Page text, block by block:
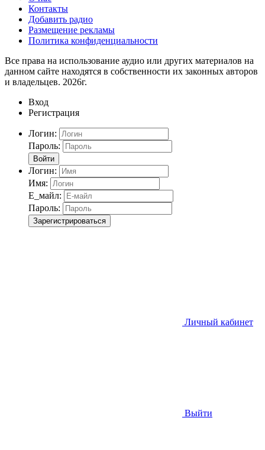
Контакты
Добавить радио
Размещение рекламы
Политика конфиденциальности
Все права на использование аудио или других материалов на
данном сайте находятся в собственности их законных авторов
и владельцев. 2026г.
Вход
Регистрация
Логин:
Пароль:
Войти
Логин:
Имя:
Е_майл:
Пароль:
Зарегистрироваться
Личный кабинет
Выйти